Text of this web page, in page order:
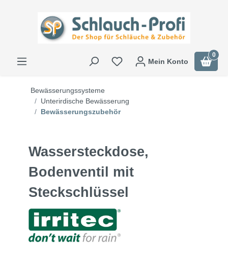
Mein Konto
0
Bewässerungssysteme
Unterirdische Bewässerung
Bewässerungszubehör
Wassersteckdose,
Bodenventil mit
Steckschlüssel